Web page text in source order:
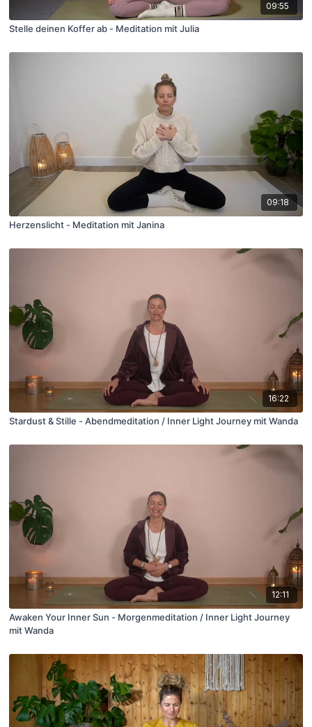
09:55
Stelle deinen Koffer ab - Meditation mit Julia
09:18
Herzenslicht - Meditation mit Janina
16:22
Stardust & Stille - Abendmeditation / Inner Light Journey mit Wanda
12:11
Awaken Your Inner Sun - Morgenmeditation / Inner Light Journey
mit Wanda